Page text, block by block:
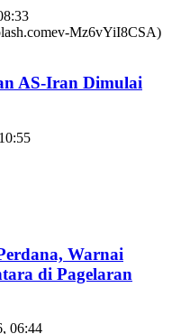
AS-Iran Dimulai
Warnai
di Pagelaran
06:44